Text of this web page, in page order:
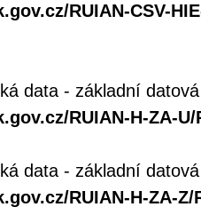
RUIAN-CSV-
data - základní
RUIAN-H-ZA-U/
data - základní
RUIAN-H-ZA-Z/